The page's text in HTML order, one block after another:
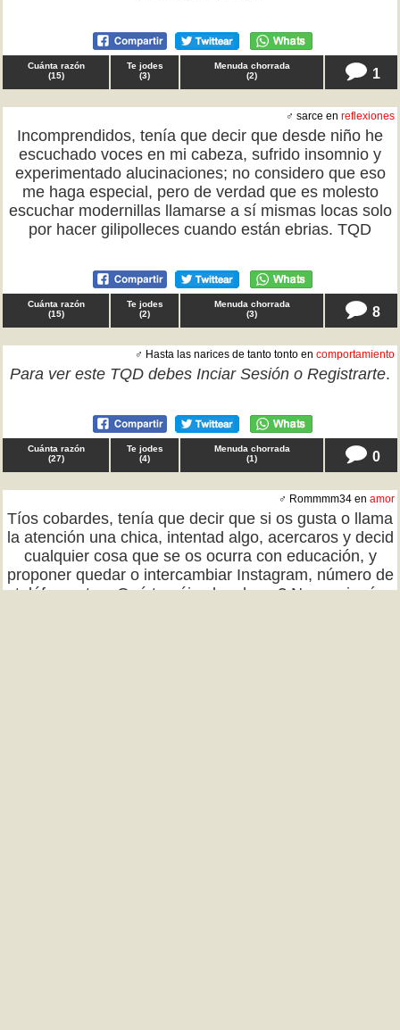
Cuánta razón
(15)
Te jodes
(3)
Menuda chorrada
(2) 1
♂ sarce en reflexiones
Incomprendidos, tenía que decir que desde niño he
escuchado voces en mi cabeza, sufrido insomnio y
experimentado alucinaciones; no considero que eso
me haga especial, pero de verdad que es molesto
escuchar modernillas llamarse a sí mismas locas solo
por hacer gilipolleces cuando están ebrias. TQD
Cuánta razón
(15)
Te jodes
(2)
Menuda chorrada
(3) 8
♂ Hasta las narices de tanto tonto en comportamiento
Para ver este TQD debes Inciar Sesión o Registrarte.
Cuánta razón
(27)
Te jodes
(4)
Menuda chorrada
(1) 0
♂ Rommmm34 en amor
Tíos cobardes, tenía que decir que si os gusta o llama
la atención una chica, intentad algo, acercaros y decid
cualquier cosa que se os ocurra con educación, y
proponer quedar o intercambiar Instagram, número de
teléfono etc. ¿Qué teméis el rechazo? No es ningún